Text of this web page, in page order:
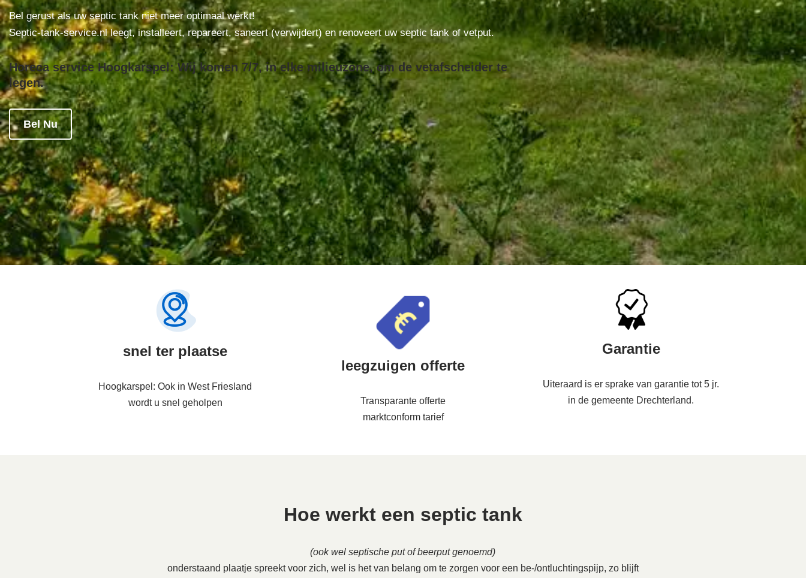
Bel gerust als uw septic tank niet meer optimaal werkt!
Septic-tank-service.nl leegt, installeert, repareert, saneert (verwijdert) en renoveert uw septic tank of vetput.
Horeca service Hoogkarspel: Wij komen 7/7, in elke milieuzone, om de vetafscheider te
legen.
Bel Nu
snel ter plaatse
Hoogkarspel: Ook in West Friesland
wordt u snel geholpen
leegzuigen offerte
Transparante offerte
marktconform tarief
Garantie
Uiteraard is er sprake van garantie tot 5 jr.
in de gemeente Drechterland.
Hoe werkt een septic tank
(ook wel septische put of beerput genoemd)
onderstaand plaatje spreekt voor zich, wel is het van belang om te zorgen voor een be-/ontluchtingspijp, zo blijft